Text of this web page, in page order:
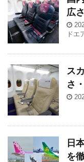
広
ドエ
ス
さ
日
を